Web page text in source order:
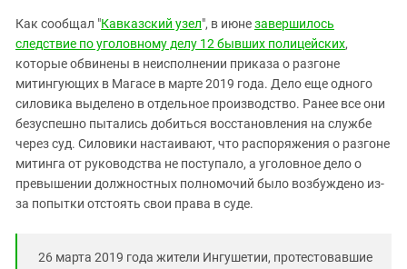
Северная Осетия - Алания
СКФО
Чечня
Южная Осетия
Южный Кавказ
ЮФО
Как сообщал "Кавказский узел", в июнезавершилось
следствие по уголовному делу 12 бывших полицейских,
которые обвинены в неисполнении приказа о разгоне
митингующих в Магасе в марте 2019 года. Дело еще одного
силовика выделено в отдельное производство. Ранее все они
безуспешно пытались добиться восстановления на службе
через суд. Силовики настаивают, что распоряжения о разгоне
митинга от руководства не поступало, а уголовное дело о
превышении должностных полномочий было возбуждено из-
за попытки отстоять свои права в суде.
26 марта 2019 года жители Ингушетии, протестовавшие